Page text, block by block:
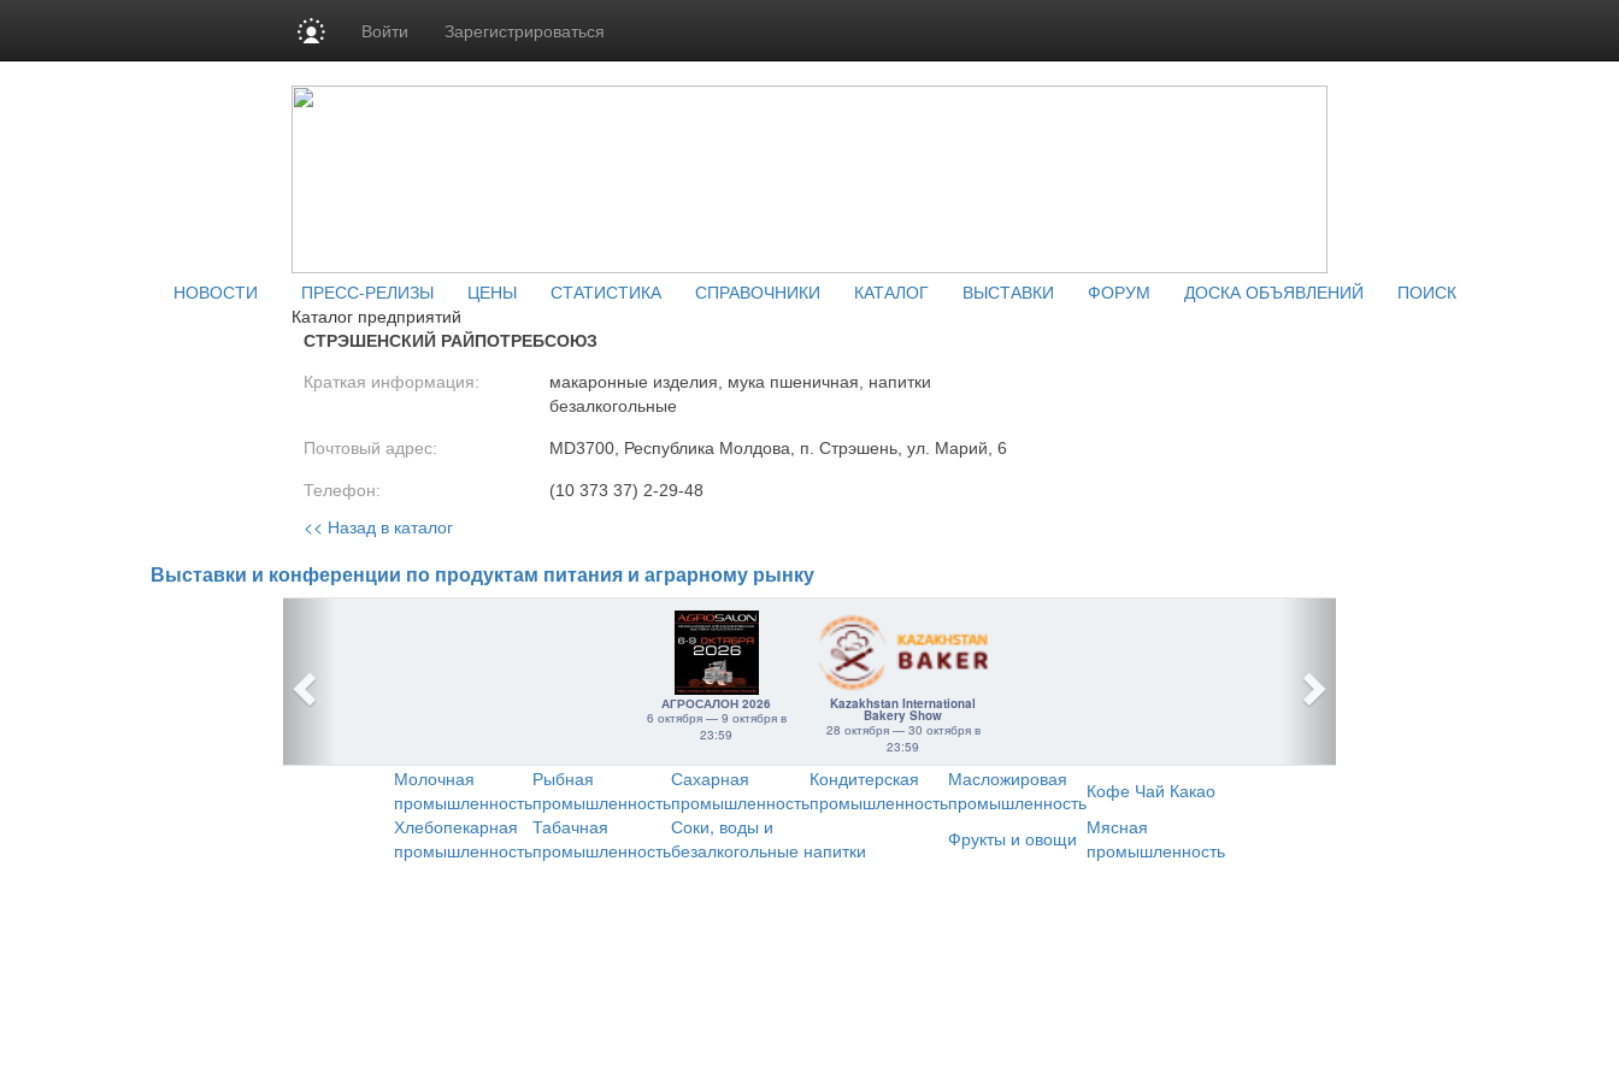
Войти Зарегистрироваться
НОВОСТИ ПРЕСС-РЕЛИЗЫ ЦЕНЫ СТАТИСТИКА СПРАВОЧНИКИ КАТАЛОГ ВЫСТАВКИ ФОРУМ ДОСКА ОБЪЯВЛЕНИЙ
ПОИСК
Каталог предприятий
СТРЭШЕНСКИЙ РАЙПОТРЕБСОЮЗ
Краткая информация:
макаронные изделия, мука пшеничная, напитки
безалкогольные
Почтовый адрес: MD3700, Республика Молдова, п. Стрэшень, ул. Марий, 6
Телефон: (10 373 37) 2-29-48
<< Назад в каталог
Выставки и конференции по продуктам питания и аграрному рынку
АГРОСАЛОН 2026
6 октября — 9 октября в
23:59
Kazakhstan International
Bakery Show
28 октября — 30 октября в
23:59
Молочная
промышленность
Рыбная
промышленность
Сахарная
промышленность
Кондитерская
промышленность
Масложировая
промышленностьКофе Чай Какао
Хлебопекарная
промышленность
Табачная
промышленность
Соки, воды и
безалкогольные напитки
Фрукты и овощи Мясная
промышленность